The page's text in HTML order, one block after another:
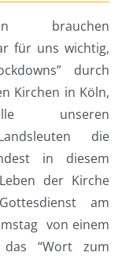
brauchen
für uns wichtig,
durch
Kirchen in Köln,
unseren
die
in diesem
der Kirche
am
von einem
“Wort zum